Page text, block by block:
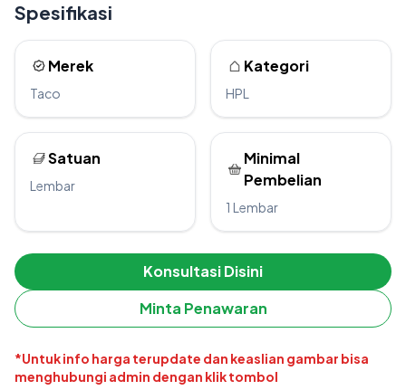
Spesifikasi
Merek
Taco
Kategori
HPL
Satuan
Lembar
Minimal
Pembelian
1 Lembar
Konsultasi Disini
Minta Penawaran
*Untuk info harga terupdate dan keaslian gambar bisa
menghubungi admin dengan klik tombol